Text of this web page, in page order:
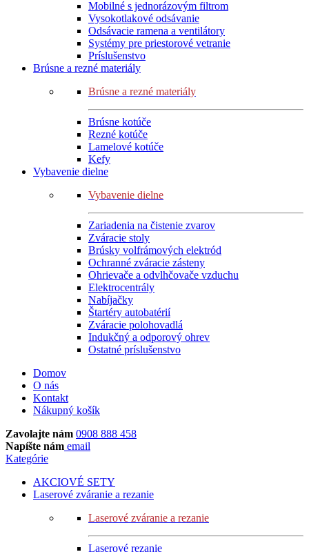
Mobilné s jednorázovým filtrom
Vysokotlakové odsávanie
Odsávacie ramena a ventilátory
Systémy pre priestorové vetranie
Príslušenstvo
Brúsne a rezné materiály
Brúsne a rezné materiály
Brúsne kotúče
Rezné kotúče
Lamelové kotúče
Kefy
Vybavenie dielne
Vybavenie dielne
Zariadenia na čistenie zvarov
Zváracie stoly
Brúsky volfrámových elektród
Ochranné zváracie zásteny
Ohrievače a odvlhčovače vzduchu
Elektrocentrály
Nabíjačky
Štartéry autobatérií
Zváracie polohovadlá
Indukčný a odporový ohrev
Ostatné príslušenstvo
Domov
O nás
Kontakt
Nákupný košík
Zavolajte nám 0908 888 458
Napíšte nám email
Kategórie
AKCIOVÉ SETY
Laserové zváranie a rezanie
Laserové zváranie a rezanie
Laserové rezanie